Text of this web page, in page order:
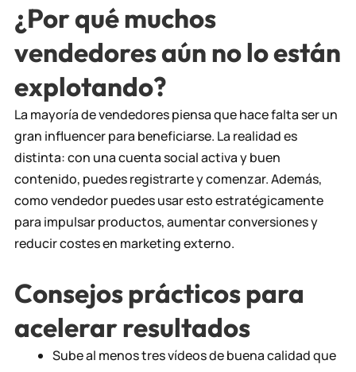
¿Por qué muchos
vendedores aún no lo están
explotando?
La mayoría de vendedores piensa que hace falta ser un
gran influencer para beneficiarse. La realidad es
distinta: con una cuenta social activa y buen
contenido, puedes registrarte y comenzar. Además,
como vendedor puedes usar esto estratégicamente
para impulsar productos, aumentar conversiones y
reducir costes en marketing externo.
Consejos prácticos para
acelerar resultados
Sube al menos tres vídeos de buena calidad que